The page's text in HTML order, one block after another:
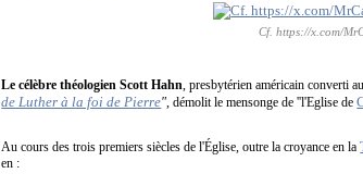
Cf. https://x.com/
Le célèbre théologien Scott Hahn , presbytérien américain converti
de Luther à la foi de Pierre" , démolit le mensonge de ''l'Eglise de
Au cours des trois premiers siècles de l'Église, outre la croyance en la
en :